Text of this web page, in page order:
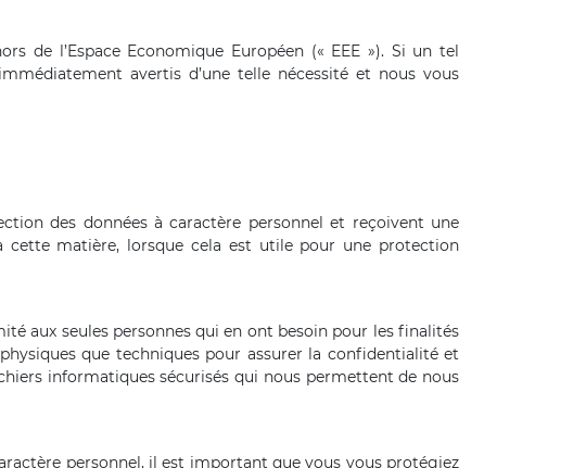
de l’Espace Economique Européen (« EEE »). Si un tel
avertis d’une telle nécessité et nous vous
des données à caractère personnel et reçoivent une
matière, lorsque cela est utile pour une protection
aux seules personnes qui en ont besoin pour les finalités
que techniques pour assurer la confidentialité et
informatiques sécurisés qui nous permettent de nous
personnel, il est important que vous vous protégiez